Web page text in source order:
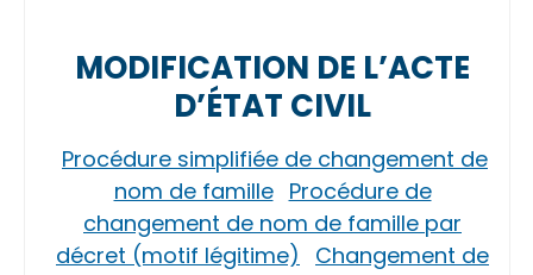
MODIFICATION DE L’ACTE
D’ÉTAT CIVIL
Procédure simplifiée de changement de
nom de famille Procédure de
changement de nom de famille par
décret (motif légitime)
Changement de